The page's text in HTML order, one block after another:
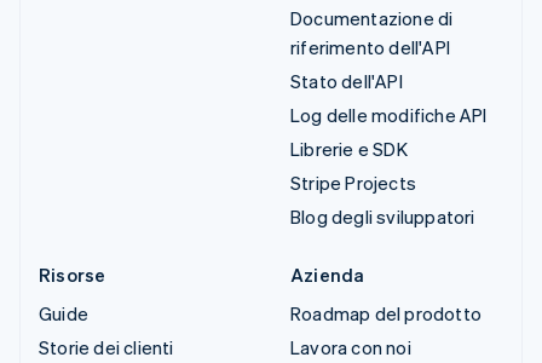
Documentazione di
riferimento dell'API
Stato dell'API
Log delle modifiche API
Librerie e SDK
Stripe Projects
Blog degli sviluppatori
Risorse
Guide
Storie dei clienti
Azienda
Roadmap del prodotto
Lavora con noi